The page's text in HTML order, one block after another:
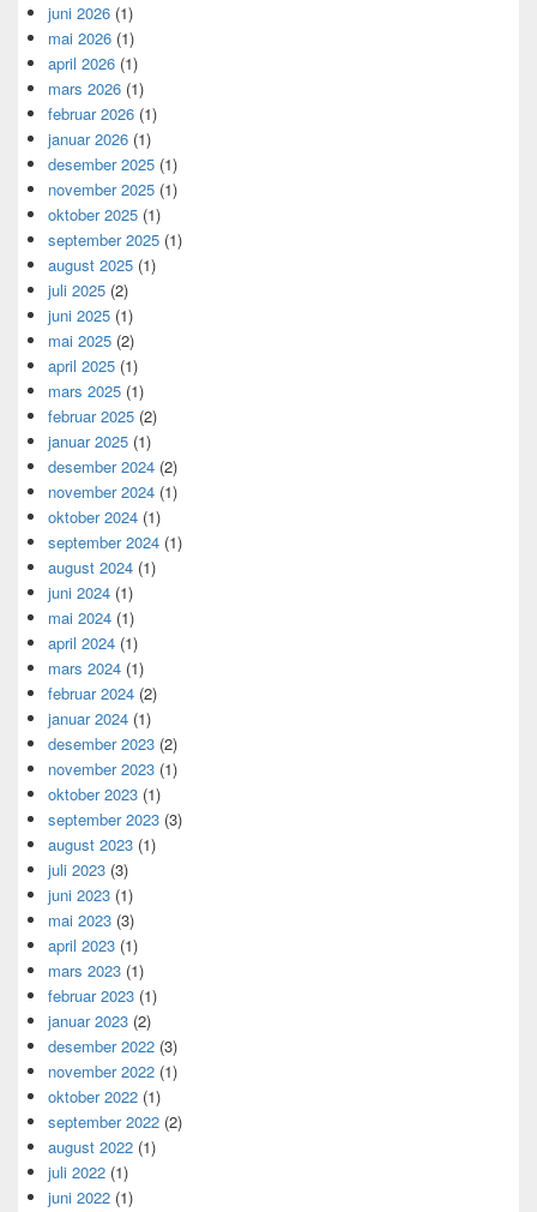
juni 2026 (1)
mai 2026 (1)
april 2026 (1)
mars 2026 (1)
februar 2026 (1)
januar 2026 (1)
desember 2025 (1)
november 2025 (1)
oktober 2025 (1)
september 2025 (1)
august 2025 (1)
juli 2025 (2)
juni 2025 (1)
mai 2025 (2)
april 2025 (1)
mars 2025 (1)
februar 2025 (2)
januar 2025 (1)
desember 2024 (2)
november 2024 (1)
oktober 2024 (1)
september 2024 (1)
august 2024 (1)
juni 2024 (1)
mai 2024 (1)
april 2024 (1)
mars 2024 (1)
februar 2024 (2)
januar 2024 (1)
desember 2023 (2)
november 2023 (1)
oktober 2023 (1)
september 2023 (3)
august 2023 (1)
juli 2023 (3)
juni 2023 (1)
mai 2023 (3)
april 2023 (1)
mars 2023 (1)
februar 2023 (1)
januar 2023 (2)
desember 2022 (3)
november 2022 (1)
oktober 2022 (1)
september 2022 (2)
august 2022 (1)
juli 2022 (1)
juni 2022 (1)